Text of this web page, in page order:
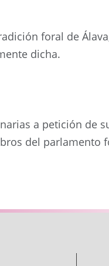
foral de
dicha.
a petición de
del parlamento